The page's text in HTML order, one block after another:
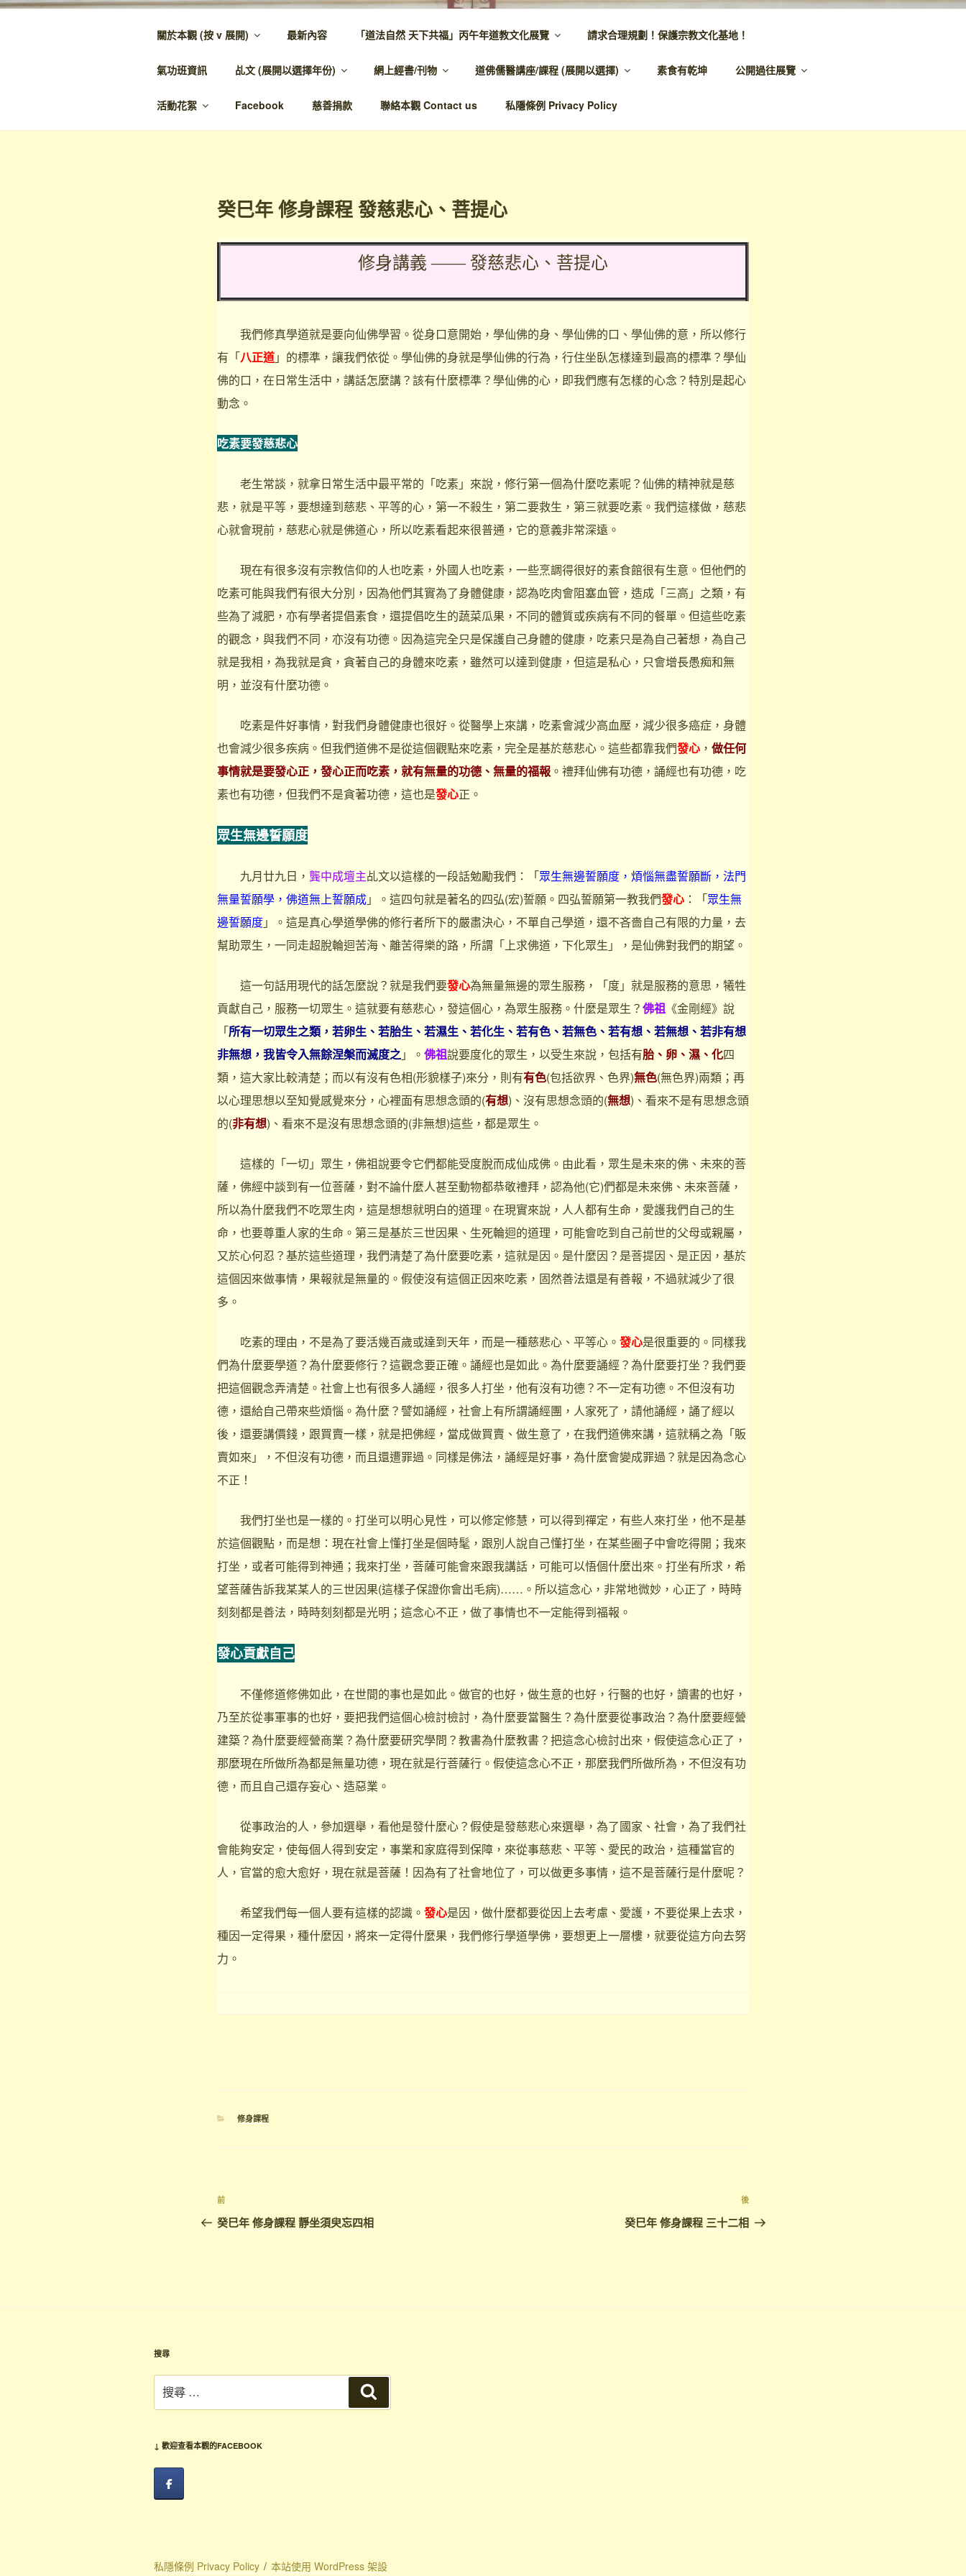
跳
金蘭觀 – 主網頁
金蘭至誠，神人溫馨，代天宣化，百業昌興
關於本觀 (按 v 展開) 最新內容 「道法自然 天下共福」丙午年道教文化展覽 請求合理規劃！保護宗教文化基地！
氣功班資訊 乩文 (展開以選擇年份) 網上經書/刊物 道佛儒醫講座/課程 (展開以選擇) 素食有乾坤 公開過往展覽
活動花絮 Facebook 慈善捐款 聯絡本觀 Contact us 私隱條例 Privacy Policy
癸巳年 修身課程 發慈悲心、菩提心
修身講義 —— 發慈悲心、菩提心
我們修真學道就是要向仙佛學習。從身口意開始，學仙佛的身、學仙佛的口、學仙佛的意，所以修行
有「八正道」的標準，讓我們依從。學仙佛的身就是學仙佛的行為，行住坐臥怎樣達到最高的標準？學仙
佛的口，在日常生活中，講話怎麼講？該有什麼標準？學仙佛的心，即我們應有怎樣的心念？特別是起心
動念。
吃素要發慈悲心
老生常談，就拿日常生活中最平常的「吃素」來說，修行第一個為什麼吃素呢？仙佛的精神就是慈
悲，就是平等，要想達到慈悲、平等的心，第一不殺生，第二要救生，第三就要吃素。我們這樣做，慈悲
心就會現前，慈悲心就是佛道心，所以吃素看起來很普通，它的意義非常深遠。
現在有很多沒有宗教信仰的人也吃素，外國人也吃素，一些烹調得很好的素食館很有生意。但他們的
吃素可能與我們有很大分別，因為他們其實為了身體健康，認為吃肉會阻塞血管，造成「三高」之類，有
些為了減肥，亦有學者提倡素食，還提倡吃生的蔬菜瓜果，不同的體質或疾病有不同的餐單。但這些吃素
的觀念，與我們不同，亦沒有功德。因為這完全只是保護自己身體的健康，吃素只是為自己著想，為自己
就是我相，為我就是貪，貪著自己的身體來吃素，雖然可以達到健康，但這是私心，只會增長愚痴和無
明，並沒有什麼功德。
吃素是件好事情，對我們身體健康也很好。從醫學上來講，吃素會減少高血壓，減少很多癌症，身體
也會減少很多疾病。但我們道佛不是從這個觀點來吃素，完全是基於慈悲心。這些都靠我們發心 ， 做任何
事情就是要發心正，發心正而吃素，就有無量的功德、無量的福報 。禮拜仙佛有功德，誦經也有功德，吃
素也有功德，但我們不是貪著功德，這也是發心正。
眾生無邊誓願度
九月廿九日， 龔中成壇主乩文以這樣的一段話勉勵我們：「眾生無邊誓願度，煩惱無盡誓願斷，法門
無量誓願學，佛道無上誓願成」。這四句就是著名的四弘(宏)誓願。四弘誓願第一教我們發心 ：「眾生無
邊誓願度」。這是真心學道學佛的修行者所下的嚴肅決心，不單自己學道，還不吝嗇自己有限的力量，去
幫助眾生，一同走超脫輪迴苦海、離苦得樂的路，所謂「上求佛道，下化眾生」，是仙佛對我們的期望。
這一句話用現代的話怎麼說？就是我們要發心為無量無邊的眾生服務，「度」就是服務的意思，犧牲
貢獻自己，服務一切眾生。這就要有慈悲心，發這個心，為眾生服務。什麼是眾生？佛祖 《金剛經》說
「所有一切眾生之類，若卵生、若胎生、若濕生、若化生、若有色、若無色、若有想、若無想、若非有想
非無想，我皆令入無餘涅槃而滅度之」。 佛祖說要度化的眾生，以受生來說，包括有胎、卵、濕、化四
類，這大家比較清楚；而以有沒有色相(形貌樣子)來分，則有有色(包括欲界、色界)無色(無色界)兩類；再
以心理思想以至知覺感覺來分，心裡面有思想念頭的(有想)、沒有思想念頭的(無想)、看來不是有思想念頭
的(非有想)、看來不是沒有思想念頭的(非無想)這些，都是眾生。
這樣的「一切」眾生，佛祖說要令它們都能受度脫而成仙成佛。由此看，眾生是未來的佛、未來的菩
薩，佛經中談到有一位菩薩，對不論什麼人甚至動物都恭敬禮拜，認為他(它)們都是未來佛、未來菩薩，
所以為什麼我們不吃眾生肉，這是想想就明白的道理。在現實來說，人人都有生命，愛護我們自己的生
命，也要尊重人家的生命。第三是基於三世因果、生死輪迴的道理，可能會吃到自己前世的父母或親屬，
又於心何忍？基於這些道理，我們清楚了為什麼要吃素，這就是因。是什麼因？是菩提因、是正因，基於
這個因來做事情，果報就是無量的。假使沒有這個正因來吃素，固然善法還是有善報，不過就減少了很
多。
吃素的理由，不是為了要活幾百歲或達到天年，而是一種慈悲心、平等心。 發心是很重要的。同樣我
們為什麼要學道？為什麼要修行？這觀念要正確。誦經也是如此。為什麼要誦經？為什麼要打坐？我們要
把這個觀念弄清楚。社會上也有很多人誦經，很多人打坐，他有沒有功德？不一定有功德。不但沒有功
德，還給自己帶來些煩惱。為什麼？譬如誦經，社會上有所謂誦經團，人家死了，請他誦經，誦了經以
後，還要講價錢，跟買賣一樣，就是把佛經，當成做買賣、做生意了，在我們道佛來講，這就稱之為「販
賣如來」，不但沒有功德，而且還遭罪過。同樣是佛法，誦經是好事，為什麼會變成罪過？就是因為念心
不正！
我們打坐也是一樣的。打坐可以明心見性，可以修定修慧，可以得到禪定，有些人來打坐，他不是基
於這個觀點，而是想：現在社會上懂打坐是個時髦，跟別人說自己懂打坐，在某些圈子中會吃得開；我來
打坐，或者可能得到神通；我來打坐，菩薩可能會來跟我講話，可能可以悟個什麼出來。打坐有所求，希
望菩薩告訴我某某人的三世因果(這樣子保證你會出毛病)……。所以這念心，非常地微妙，心正了，時時
刻刻都是善法，時時刻刻都是光明；這念心不正，做了事情也不一定能得到福報。
發心貢獻自己
不僅修道修佛如此，在世間的事也是如此。做官的也好，做生意的也好，行醫的也好，讀書的也好，
乃至於從事軍事的也好，要把我們這個心檢討檢討，為什麼要當醫生？為什麼要從事政治？為什麼要經營
建築？為什麼要經營商業？為什麼要研究學問？教書為什麼教書？把這念心檢討出來，假使這念心正了，
那麼現在所做所為都是無量功德，現在就是行菩薩行。假使這念心不正，那麼我們所做所為，不但沒有功
德，而且自己還存妄心、造惡業。
從事政治的人，參加選舉，看他是發什麼心？假使是發慈悲心來選舉，為了國家、社會，為了我們社
會能夠安定，使每個人得到安定，事業和家庭得到保障，來從事慈悲、平等、愛民的政治，這種當官的
人，官當的愈大愈好，現在就是菩薩！因為有了社會地位了，可以做更多事情，這不是菩薩行是什麼呢？
希望我們每一個人要有這樣的認識。 發心是因，做什麼都要從因上去考慮、愛護，不要從果上去求，
種因一定得果，種什麼因，將來一定得什麼果，我們修行學道學佛，要想更上一層樓，就要從這方向去努
力。
分
修身課程
文
章
上
一
前
癸巳年 修身課程 靜坐須臾忘四相
下
篇
後
癸巳年 修身課程 三十二相
搜尋
尋：
尋
↓ 歡迎查看本觀的FACEBOOK
私隱條例 Privacy Policy 本站使用 WordPress 架設